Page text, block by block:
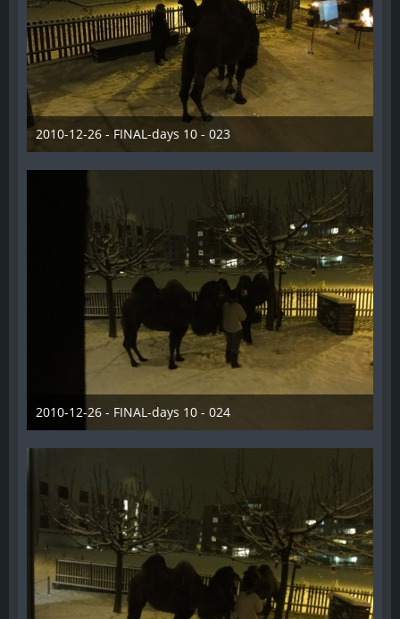
2010-12-26 - FINAL-days 10 - 023
28. Dezember 2012
2010-12-26 - FINAL-days 10 - 024
28. Dezember 2012